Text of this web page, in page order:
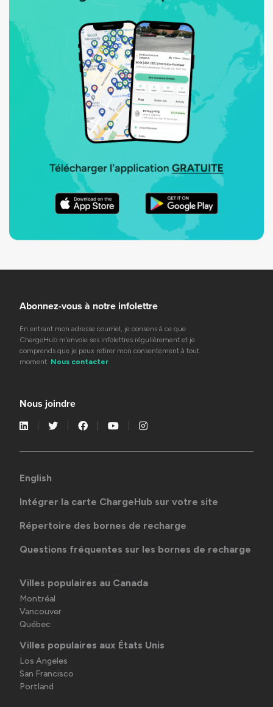
Abonnez-vous à notre infolettre
En entrant mon adresse courriel, je consens à ce que
ChargeHub m’envoie ses infolettres régulièrement et je
comprends que je peux retirer mon consentement à tout
moment. Nous contacter
Nous joindre
English
Intégrer la carte ChargeHub sur votre site
Répertoire des bornes de recharge
Questions fréquentes sur les bornes de recharge
Villes populaires au Canada
Montréal
Vancouver
Québec
Villes populaires aux États Unis
Los Angeles
San Francisco
Portland